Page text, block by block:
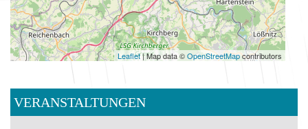
Leaflet| Map data ©OpenStreetMapcontributors
VERANSTALTUNGEN